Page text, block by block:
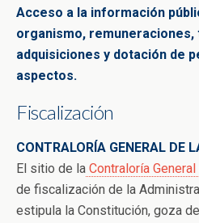
Acceso a la información
organismo,
adquisiciones y dotación de
aspectos.
Fiscalización
CONTRALORÍA GENERAL DE
El sitio de la Contraloría
de fiscalización de la
estipula la Constitución, goza